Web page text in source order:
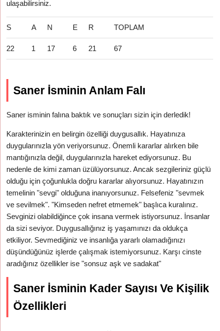
ulaşabilirsiniz.
S A N E R TOPLAM
22 1 17 6 21 67
Saner İsminin Anlam Falı
Saner isminin falına baktık ve sonuçları sizin için derledik!
Karakterinizin en belirgin özelliği duygusallık. Hayatınıza
duygularınızla yön veriyorsunuz. Önemli kararlar alırken bile
mantığınızla değil, duygularınızla hareket ediyorsunuz. Bu
nedenle de kimi zaman üzülüyorsunuz. Ancak sezgileriniz güçlü
olduğu için çoğunlukla doğru kararlar alıyorsunuz. Hayatınızın
temelinin "sevgi" olduğuna inanıyorsunuz. Felsefeniz "sevmek
ve sevilmek". "Kimseden nefret etmemek" başlıca kuralınız.
Sevginizi olabildiğince çok insana vermek istiyorsunuz. İnsanlar
da sizi seviyor. Duygusallığınız iş yaşamınızı da oldukça
etkiliyor. Sevmediğiniz ve insanlığa yararlı olamadığınızı
düşündüğünüz işlerde çalışmak istemiyorsunuz. Karşı cinste
aradığınız özellikler ise "sonsuz aşk ve sadakat"
Saner İsminin Kader Sayısı Ve Kişilik
Özellikleri